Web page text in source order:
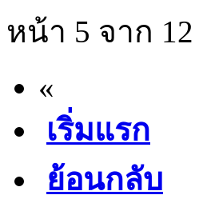
หน้า 5 จาก 12
«
เริ่มแรก
ย้อนกลับ